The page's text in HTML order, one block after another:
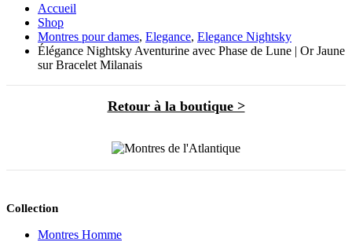
Accueil
Shop
Montres pour dames, Elegance, Elegance Nightsky
Élégance Nightsky Aventurine avec Phase de Lune | Or Jaune
sur Bracelet Milanais
Retour à la boutique >
Collection
Montres Homme